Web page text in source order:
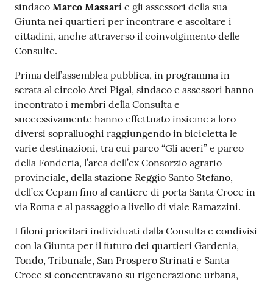
Seguici
su
sindaco Marco Massari e gli assessori della sua
Giunta nei quartieri per incontrare e ascoltare i
cittadini, anche attraverso il coinvolgimento delle
Consulte.
Prima dell’assemblea pubblica, in programma in
serata al circolo Arci Pigal, sindaco e assessori hanno
incontrato i membri della Consulta e
successivamente hanno effettuato insieme a loro
diversi sopralluoghi raggiungendo in bicicletta le
varie destinazioni, tra cui parco “Gli aceri” e parco
della Fonderia, l’area dell’ex Consorzio agrario
provinciale, della stazione Reggio Santo Stefano,
dell’ex Cepam fino al cantiere di porta Santa Croce in
via Roma e al passaggio a livello di viale Ramazzini.
I filoni prioritari individuati dalla Consulta e condivisi
con la Giunta per il futuro dei quartieri Gardenia,
Tondo, Tribunale, San Prospero Strinati e Santa
Croce si concentravano su rigenerazione urbana,